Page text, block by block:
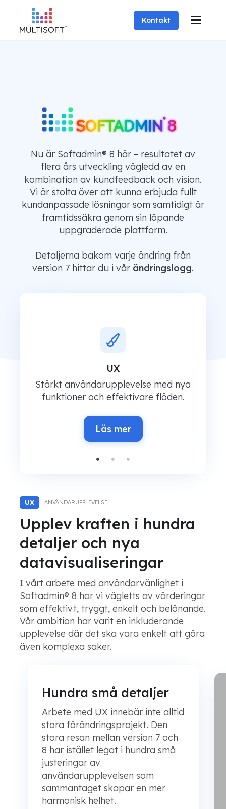
Kontakt
SOFTADMIN® 8
SOFTADMIN® 8
SOFTADMIN® 8
SOFTADMIN® 8
Nu är Softadmin® 8 här – resultatet av
flera års utveckling vägledd av en
kombination av kundfeedback och vision.
Vi är stolta över att kunna erbjuda fullt
kundanpassade lösningar som samtidigt är
framtidssäkra genom sin löpande
uppgraderade plattform.
Detaljerna bakom varje ändring från
version 7 hittar du i vår ändringslogg.
UX
Stärkt användarupplevelse med nya
funktioner och effektivare flöden.
Läs mer
UX ANVÄNDARUPPLEVELSE
Upplev kraften i hundra
detaljer och nya
datavisualiseringar
I vårt arbete med användarvänlighet i
Softadmin® 8 har vi vägletts av värderingar
som effektivt, tryggt, enkelt och belönande.
Vår ambition har varit en inkluderande
upplevelse där det ska vara enkelt att göra
även komplexa saker.
Hundra små detaljer
Arbete med UX innebär inte alltid
stora förändringsprojekt. Den
stora resan mellan version 7 och
8 har istället legat i hundra små
justeringar av
användarupplevelsen som
sammantaget skapar en mer
harmonisk helhet.